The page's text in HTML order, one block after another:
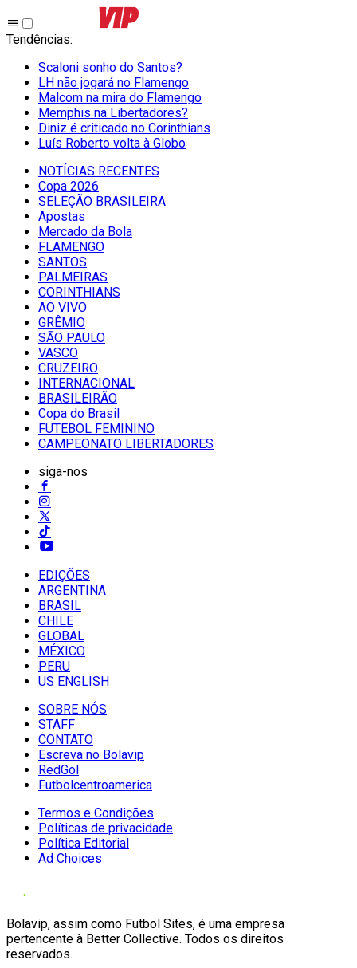
Tendências:
Scaloni sonho do Santos?
LH não jogará no Flamengo
Malcom na mira do Flamengo
Memphis na Libertadores?
Diniz é criticado no Corinthians
Luís Roberto volta à Globo
NOTÍCIAS RECENTES
Copa 2026
SELEÇÃO BRASILEIRA
Apostas
Mercado da Bola
FLAMENGO
SANTOS
PALMEIRAS
CORINTHIANS
AO VIVO
GRÊMIO
SĀO PAULO
VASCO
CRUZEIRO
INTERNACIONAL
BRASILEIRÃO
Copa do Brasil
FUTEBOL FEMININO
CAMPEONATO LIBERTADORES
siga-nos
EDIÇÕES
ARGENTINA
BRASIL
CHILE
GLOBAL
MÉXICO
PERU
US ENGLISH
SOBRE NÓS
STAFF
CONTATO
Escreva no Bolavip
RedGol
Futbolcentroamerica
Termos e Condições
Políticas de privacidade
Política Editorial
Ad Choices
Bolavip, assim como Futbol Sites, é uma empresa
pertencente à Better Collective. Todos os direitos
reservados.